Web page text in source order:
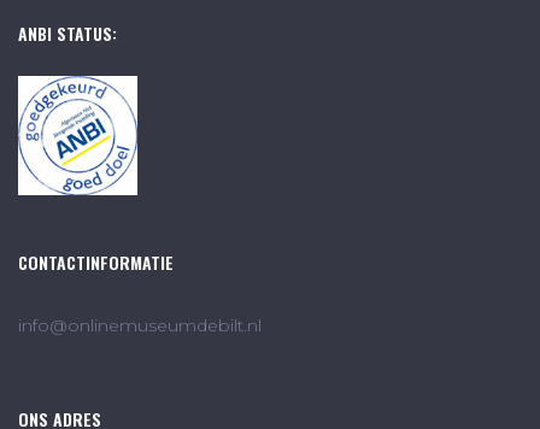
ANBI STATUS:
CONTACTINFORMATIE
info@onlinemuseumdebilt.nl
ONS ADRES